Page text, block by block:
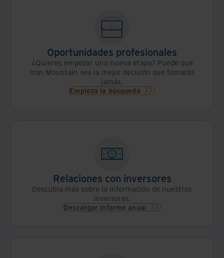
Oportunidades profesionales
¿Quieres empezar una nueva etapa? Puede que
Iron Mountain sea la mejor decisión que tomarás
jamás.
Empieza la búsqueda
Relaciones con inversores
Descubra más sobre la información de nuestros
inversores.
Descargar informe anual